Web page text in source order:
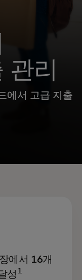
리
에서 고급 지출
에서 16개
성 1